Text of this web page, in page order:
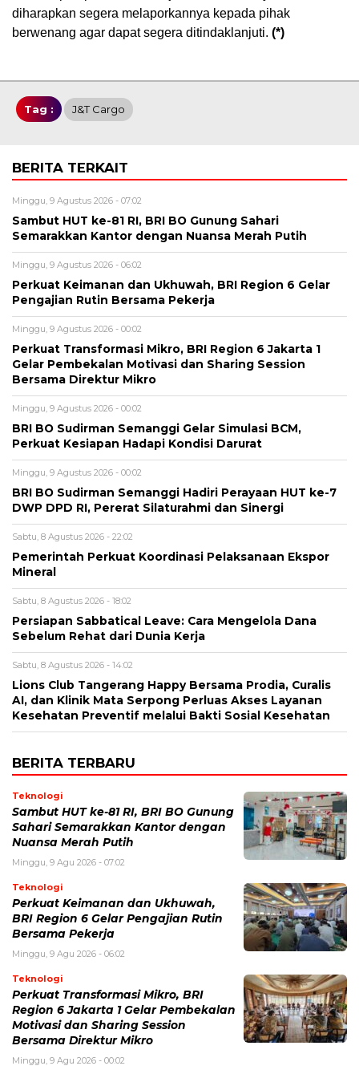
diharapkan segera melaporkannya kepada pihak
berwenang agar dapat segera ditindaklanjuti. (*)
Tag : J&T Cargo
BERITA TERKAIT
Minggu, 9 Agustus 2026 - 07:02
Sambut HUT ke-81 RI, BRI BO Gunung Sahari
Semarakkan Kantor dengan Nuansa Merah Putih
Minggu, 9 Agustus 2026 - 06:02
Perkuat Keimanan dan Ukhuwah, BRI Region 6 Gelar
Pengajian Rutin Bersama Pekerja
Minggu, 9 Agustus 2026 - 00:02
Perkuat Transformasi Mikro, BRI Region 6 Jakarta 1
Gelar Pembekalan Motivasi dan Sharing Session
Bersama Direktur Mikro
Minggu, 9 Agustus 2026 - 00:02
BRI BO Sudirman Semanggi Gelar Simulasi BCM,
Perkuat Kesiapan Hadapi Kondisi Darurat
Minggu, 9 Agustus 2026 - 00:02
BRI BO Sudirman Semanggi Hadiri Perayaan HUT ke-7
DWP DPD RI, Pererat Silaturahmi dan Sinergi
Sabtu, 8 Agustus 2026 - 22:02
Pemerintah Perkuat Koordinasi Pelaksanaan Ekspor
Mineral
Sabtu, 8 Agustus 2026 - 18:02
Persiapan Sabbatical Leave: Cara Mengelola Dana
Sebelum Rehat dari Dunia Kerja
Sabtu, 8 Agustus 2026 - 14:02
Lions Club Tangerang Happy Bersama Prodia, Curalis
AI, dan Klinik Mata Serpong Perluas Akses Layanan
Kesehatan Preventif melalui Bakti Sosial Kesehatan
BERITA TERBARU
Teknologi
Sambut HUT ke-81 RI, BRI BO Gunung
Sahari Semarakkan Kantor dengan
Nuansa Merah Putih
Minggu, 9 Agu 2026 - 07:02
Teknologi
Perkuat Keimanan dan Ukhuwah,
BRI Region 6 Gelar Pengajian Rutin
Bersama Pekerja
Minggu, 9 Agu 2026 - 06:02
Teknologi
Perkuat Transformasi Mikro, BRI
Region 6 Jakarta 1 Gelar Pembekalan
Motivasi dan Sharing Session
Bersama Direktur Mikro
Minggu, 9 Agu 2026 - 00:02